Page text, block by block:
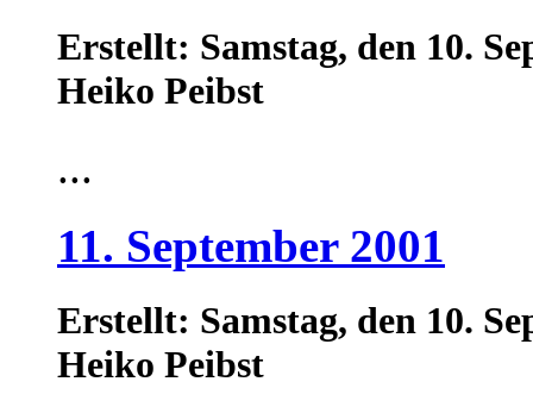
Erstellt: Samstag, den 10.
Heiko Peibst
...
11. September 2001
Erstellt: Samstag, den 10.
Heiko Peibst